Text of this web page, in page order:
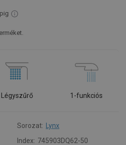
Légyszűrő 1-funkciós
Sorozat:
Lynx
Index: 745903DQ62-50